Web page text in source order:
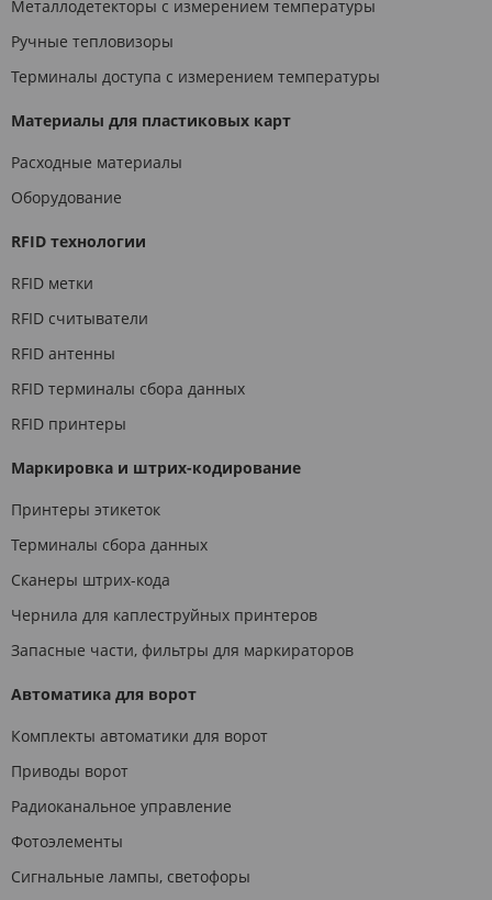
Металлодетекторы с измерением температуры
Ручные тепловизоры
Терминалы доступа с измерением температуры
Материалы для пластиковых карт
Расходные материалы
Оборудование
RFID технологии
RFID метки
RFID считыватели
RFID антенны
RFID терминалы сбора данных
RFID принтеры
Маркировка и штрих-кодирование
Принтеры этикеток
Терминалы сбора данных
Сканеры штрих-кода
Чернила для каплеструйных принтеров
Запасные части, фильтры для маркираторов
Автоматика для ворот
Комплекты автоматики для ворот
Приводы ворот
Радиоканальное управление
Фотоэлементы
Сигнальные лампы, светофоры